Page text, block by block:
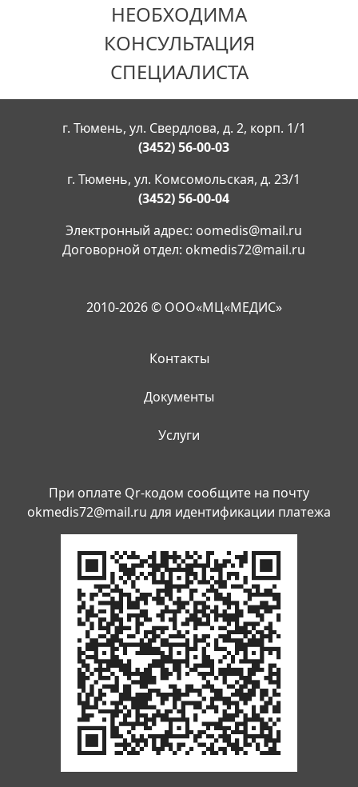
НЕОБХОДИМА
КОНСУЛЬТАЦИЯ
СПЕЦИАЛИСТА
г. Тюмень, ул. Свердлова, д. 2, корп. 1/1
(3452) 56-00-03
г. Тюмень, ул. Комсомольская, д. 23/1
(3452) 56-00-04
Электронный адрес: oomedis@mail.ru
Договорной отдел: okmedis72@mail.ru
2010-2026 © ООО«МЦ«МЕДИС»
Контакты
Документы
Услуги
При оплате Qr-кодом сообщите на почту
okmedis72@mail.ru для идентификации платежа